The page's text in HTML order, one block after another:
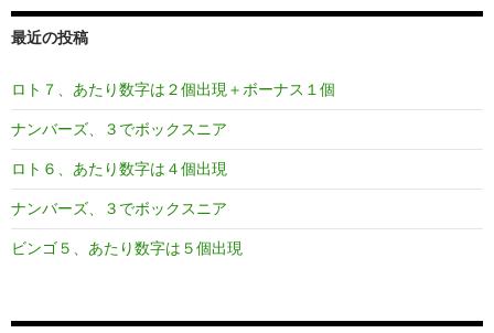
最近の投稿
ロト７、あたり数字は２個出現＋ボーナス１個
ナンバーズ、３でボックスニア
ロト６、あたり数字は４個出現
ナンバーズ、３でボックスニア
ビンゴ５、あたり数字は５個出現